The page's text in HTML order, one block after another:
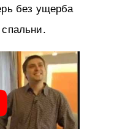
без ущерба